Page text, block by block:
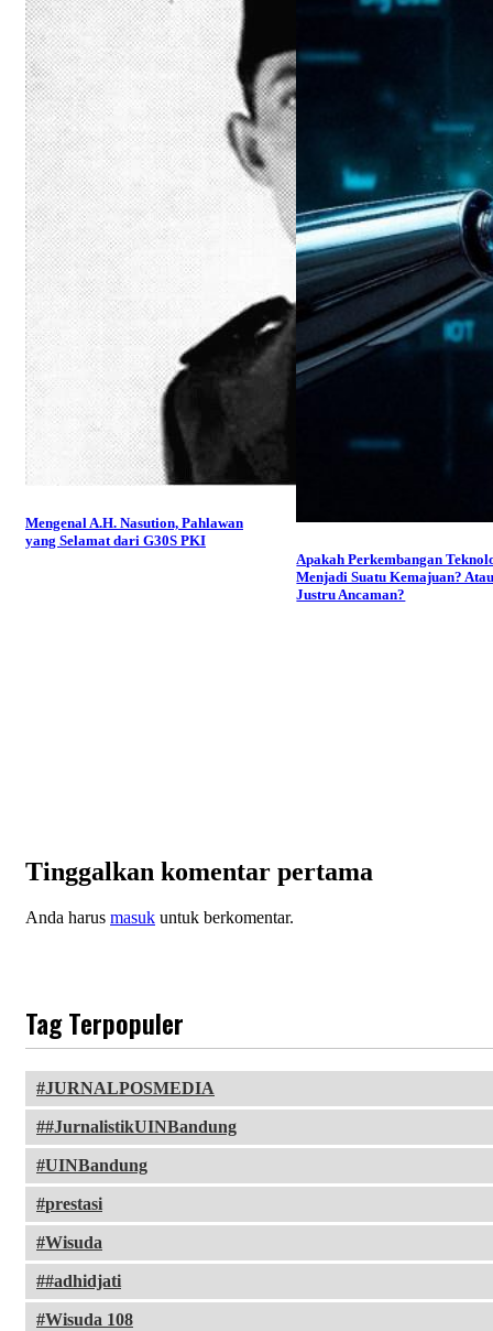
Mengenal A.H. Nasution, Pahlawan
yang Selamat dari G30S PKI
Apakah Perkembangan
Menjadi Suatu Kemajuan?
Justru Ancaman?
Tinggalkan komentar pertama
Anda harus masuk untuk berkomentar.
Tag Terpopuler
JURNALPOSMEDIA
#JurnalistikUINBandung
UINBandung
prestasi
Wisuda
#adhidjati
Wisuda 108